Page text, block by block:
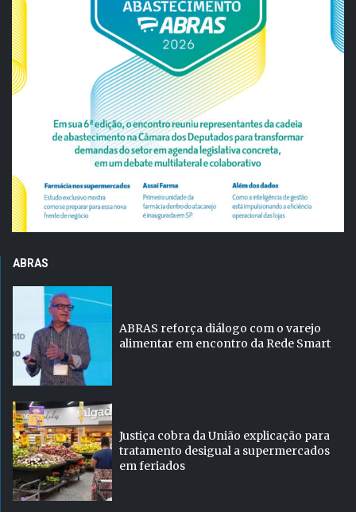
ABRAS
ABRAS reforça diálogo com o varejo
alimentar em encontro da Rede Smart
Justiça cobra da União explicação para
tratamento desigual a supermercados
em feriados